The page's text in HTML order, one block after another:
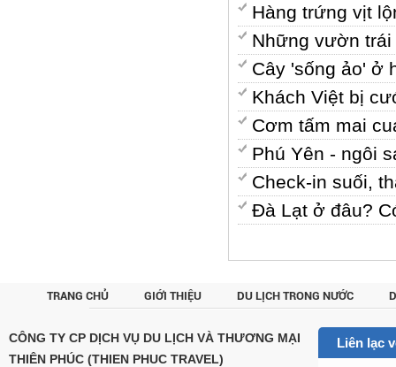
Hàng trứng vịt
Những vườn
Cây 'sống ảo' ở
Khách Việt bị
Cơm tấm mai
Phú Yên - ngôi
Check-in suối,
Đà Lạt ở đâu?
TRANG CHỦ GIỚI THIỆU DU LỊCH TRONG NƯỚC
CÔNG TY CP DỊCH VỤ DU LỊCH VÀ THƯƠNG MẠI
THIÊN PHÚC (THIEN PHUC TRAVEL)
Liên lạc